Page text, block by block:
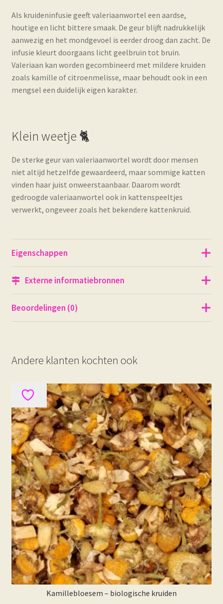
Als kruideninfusie geeft valeriaanwortel een aardse,
houtige en licht bittere smaak. De geur blijft nadrukkelijk
aanwezig en het mondgevoel is eerder droog dan zacht. De
infusie kleurt doorgaans licht geelbruin tot bruin.
Valeriaan kan worden gecombineerd met mildere kruiden
zoals kamille of citroenmelisse, maar behoudt ook in een
mengsel een duidelijk eigen karakter.
Klein weetje 🐈
De sterke geur van valeriaanwortel wordt door mensen
niet altijd hetzelfde gewaardeerd, maar sommige katten
vinden haar juist onweerstaanbaar. Daarom wordt
gedroogde valeriaanwortel ook in kattenspeeltjes
verwerkt, ongeveer zoals het bekendere kattenkruid.
Eigenschappen
Externe informatiebronnen
Beoordelingen (0)
Andere klanten kochten ook
Kamillebloesem – biologische kruiden